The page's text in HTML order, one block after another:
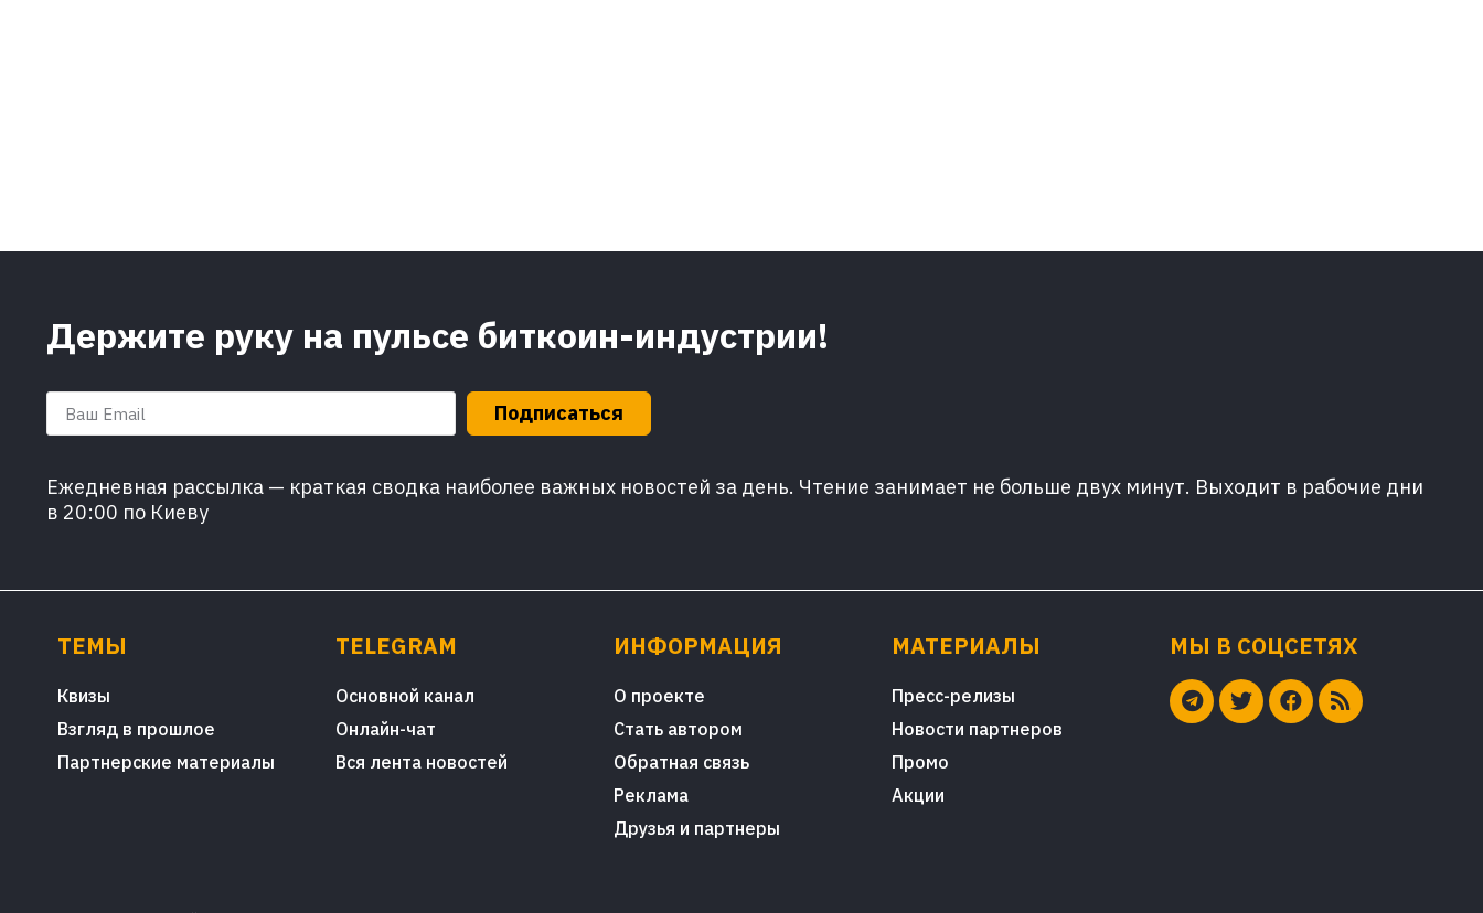
Держите руку на пульсе биткоин-индустрии!
Подписаться
Ежедневная рассылка — краткая сводка наиболее важных новостей за день. Чтение занимает не больше двух минут. Выходит в рабочие дни
в 20:00 по Киеву
ТЕМЫ
Квизы
Взгляд в прошлое
Партнерские материалы
TELEGRAM
Основной канал
Онлайн-чат
Вся лента новостей
ИНФОРМАЦИЯ
О проекте
Стать автором
Обратная связь
Реклама
Друзья и партнеры
МАТЕРИАЛЫ
Пресс-релизы
Новости партнеров
Промо
Акции
МЫ В СОЦСЕТЯХ